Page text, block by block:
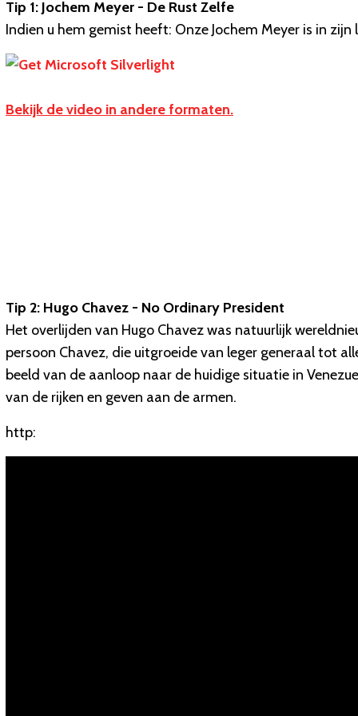
Tip 1: Jochem Meyer - De Rust Zelfe
Indien u hem gemist heeft: Onze Jochem Meyer is in
Bekijk de video in andere formaten.
Tip 2: Hugo Chavez - No Ordinary President
Het overlijden van Hugo Chavez was natuurlijk
persoon Chavez, die uitgroeide van leger generaal tot
beeld van de aanloop naar de huidige situatie in
van de rijken en geven aan de armen.
http: